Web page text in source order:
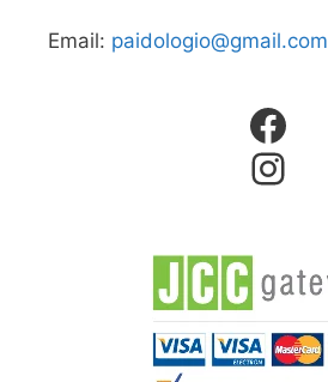
Email: paidologio@gmail.com